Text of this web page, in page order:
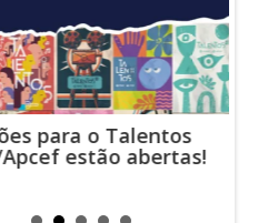
para o Talentos
estão abertas!